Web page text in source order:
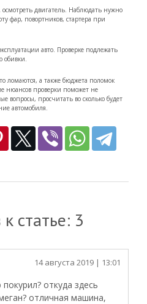
осмотреть двигатель. Наблюдать нужно
фар, повортников, стартера при
авто. Проверке подлежать
обивки.
ломаются, а также бюджета поломок
нюансов проверки поможет не
вопросы, просчитать во сколько будет
автомобиля.
статье: 3
14 августа 2019 | 13:01
откуда здесь
отличная машина,